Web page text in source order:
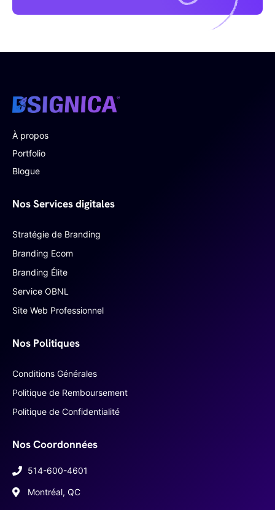
À propos
Portfolio
Blogue
Nos Services digitales
Stratégie de Branding
Branding Ecom
Branding Élite
Service OBNL
Site Web Professionnel
Nos Politiques
Conditions Générales
Politique de Remboursement
Politique de Confidentialité
Nos Coordonnées
514-600-4601
Montréal, QC